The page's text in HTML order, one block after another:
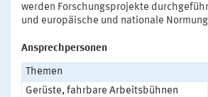
werden Forschungsprojekte
und europäische und nationale
Ansprechpersonen
Themen
Gerüste, fahrbare Arbeitsbühnen